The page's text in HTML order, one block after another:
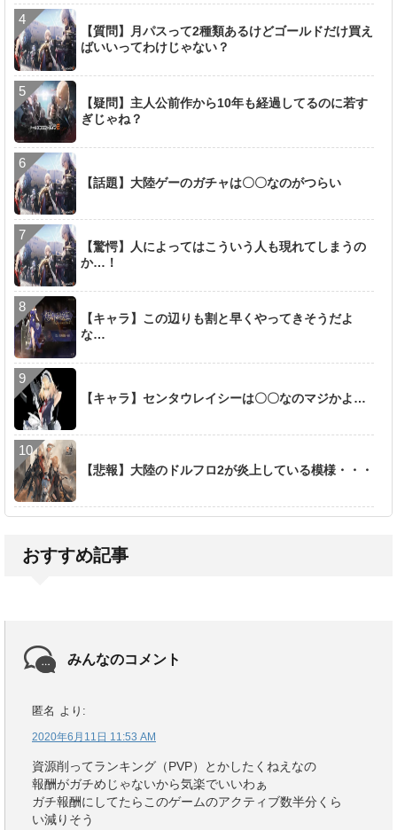
【質問】月パスって2種類あるけどゴールドだけ買え
ばいいってわけじゃない？
【疑問】主人公前作から10年も経過してるのに若す
ぎじゃね？
【話題】大陸ゲーのガチャは〇〇なのがつらい
【驚愕】人によってはこういう人も現れてしまうの
か…！
【キャラ】この辺りも割と早くやってきそうだよ
な…
【キャラ】センタウレイシーは〇〇なのマジかよ…
【悲報】大陸のドルフロ2が炎上している模様・・・
おすすめ記事
みんなのコメント
匿名 より:
2020年6月11日 11:53 AM
資源削ってランキング（PVP）とかしたくねえなの
報酬がガチめじゃないから気楽でいいわぁ
ガチ報酬にしてたらこのゲームのアクティブ数半分くら
い減りそう